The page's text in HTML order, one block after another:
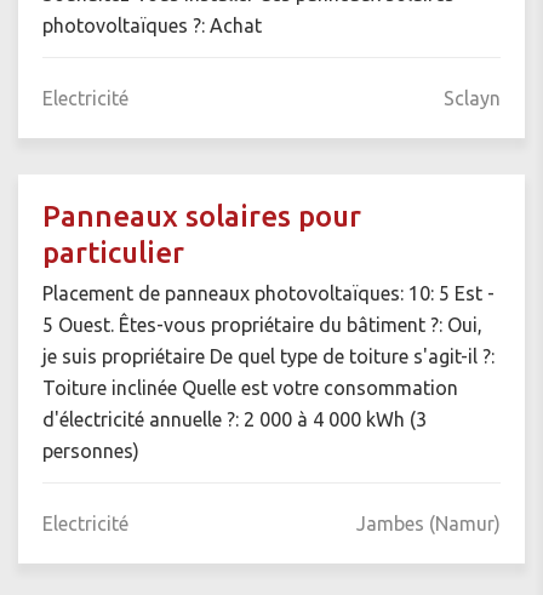
photovoltaïques ?: Achat
Electricité Sclayn
Panneaux solaires pour
particulier
Placement de panneaux photovoltaïques: 10: 5 Est -
5 Ouest. Êtes-vous propriétaire du bâtiment ?: Oui,
je suis propriétaire De quel type de toiture s'agit-il ?:
Toiture inclinée Quelle est votre consommation
d'électricité annuelle ?: 2 000 à 4 000 kWh (3
personnes)
Electricité Jambes (Namur)